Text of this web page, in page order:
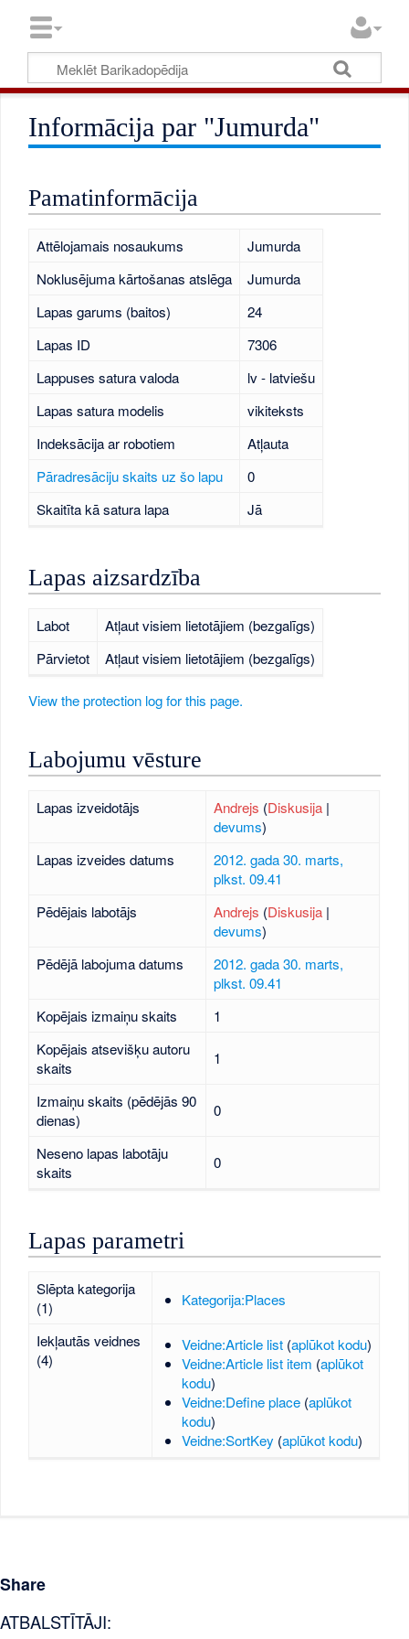
Informācija par "Jumurda"
Pamatinformācija
Attēlojamais nosaukums
Jumurda
Noklusējuma kārtošanas atslēga
Jumurda
Lapas garums (baitos)
24
Lapas ID
7306
Lappuses satura valoda
lv - latviešu
Lapas satura modelis
vikiteksts
Indeksācija ar robotiem
Atļauta
Pāradresāciju skaits uz šo lapu
0
Skaitīta kā satura lapa
Jā
Lapas aizsardzība
Labot
Atļaut visiem lietotājiem (bezgalīgs)
Pārvietot
Atļaut visiem lietotājiem (bezgalīgs)
View the protection log for this page.
Labojumu vēsture
Lapas izveidotājs Andrejs (Diskusija|
devums)
Lapas izveides datums
2012. gada 30. marts,
plkst. 09.41
Pēdējais labotājs
Andrejs (Diskusija|
devums)
Pēdējā labojuma datums
2012. gada 30. marts,
plkst. 09.41
Kopējais izmaiņu skaits
1
Kopējais atsevišķu autoru
skaits
1
Izmaiņu skaits (pēdējās 90
dienas)
0
Neseno lapas labotāju
skaits
0
Lapas parametri
Slēpta kategorija
(1)
Kategorija:Places
Iekļautās veidnes
(4)
Veidne:Article list (aplūkot kodu)
Veidne:Article list item (aplūkot
kodu)
Veidne:Define place (aplūkot
kodu)
Veidne:SortKey (aplūkot kodu)
Share
ATBALSTĪTĀJI: